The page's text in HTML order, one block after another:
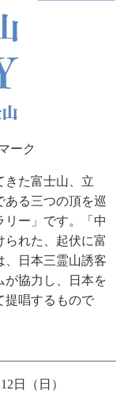
ーク
きた富士山、立
ある三つの頂を巡
リー」です。「中
られた、起伏に富
、日本三霊山誘客
が協力し、日本を
提唱するもので
日（日）